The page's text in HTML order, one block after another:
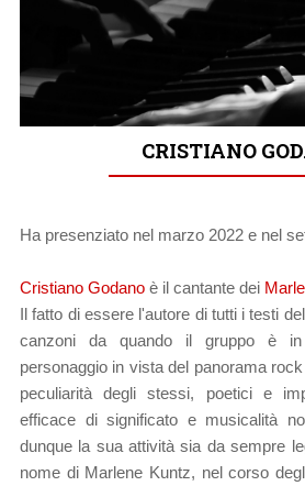
CRISTIANO
Ha presenziato nel marzo 2022 e nel
Cristiano Godano è il cantante dei
Il fatto di essere l'autore di tutti i testi
canzoni da quando il gruppo è
personaggio in vista del panorama
peculiarità degli stessi, poetici e
efficace di significato e musicalità
dunque la sua attività sia da sempre
nome di Marlene Kuntz, nel corso